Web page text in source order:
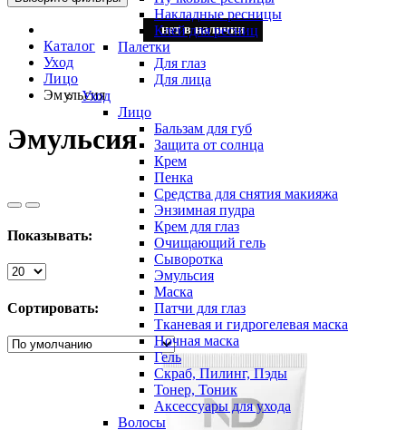
Накладные ресницы
Клей для ресниц
Палетки
Для глаз
Для лица
Уход
Лицо
Бальзам для губ
Защита от солнца
Крем
Пенка
Средства для снятия макияжа
Энзимная пудра
Крем для глаз
Очищающий гель
Сыворотка
Эмульсия
Маска
Патчи для глаз
Тканевая и гидрогелевая маска
Ночная маска
Гель
Скраб, Пилинг, Пэды
Тонер, Тоник
Аксессуары для ухода
Волосы
Каталог
Уход
Лицо
Эмульсия
Эмульсия
Показывать:
Сортировать:
нет в наличии
нет в наличии